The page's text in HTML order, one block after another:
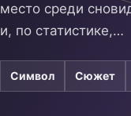
место среди
и, по статистике,…
Символ Сюжет